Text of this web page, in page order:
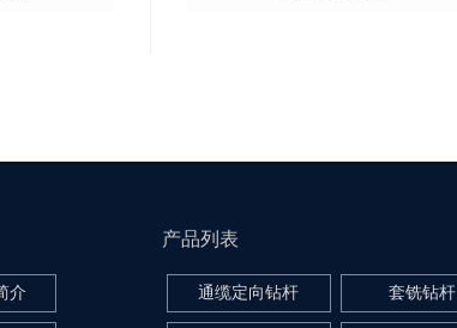
介
产品列表
通缆定向钻杆 套铣钻杆